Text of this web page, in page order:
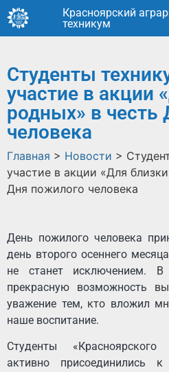
Красноярский
техникум
Студенты
участие в акции
родных» в честь
человека
Главная > Новости >
участие в акции «Для
Дня пожилого человека
День пожилого человека
день второго осеннего
не станет исключением.
прекрасную возможность
уважение тем, кто вложил
наше воспитание.
Студенты «Красноярского
активно присоединились